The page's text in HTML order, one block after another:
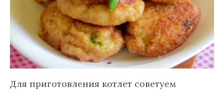
Для приготовления котлет советуем